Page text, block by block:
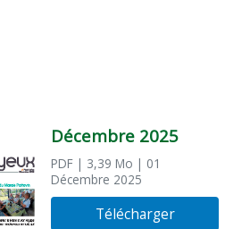
Décembre 2025
PDF | 3,39 Mo | 01
Décembre 2025
Télécharger